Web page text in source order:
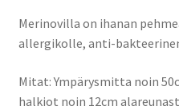
Merinovilla on ihanan
allergikolle, anti-
Mitat: Ympärysmitta noin
halkiot noin 12cm